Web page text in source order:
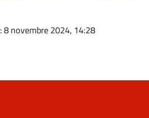
: 8 novembre 2024, 14:28